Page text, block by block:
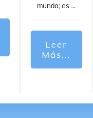
mundo; es ...
Leer
Más...